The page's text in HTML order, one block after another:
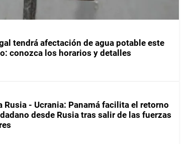
tendrá afectación de agua potable este
conozca los horarios y detalles
Rusia - Ucrania: Panamá facilita el retorno
desde Rusia tras salir de las fuerzas